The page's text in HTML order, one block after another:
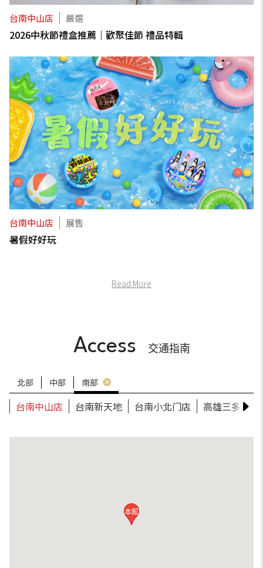
台南中山店 嚴選
2026中秋節禮盒推薦｜歡聚佳節 禮品特輯
台南中山店 展售
暑假好好玩
Read More
Access 交通指南
北部 中部 南部
台南中山店 台南新天地 台南小北门店 高雄三多店
本館